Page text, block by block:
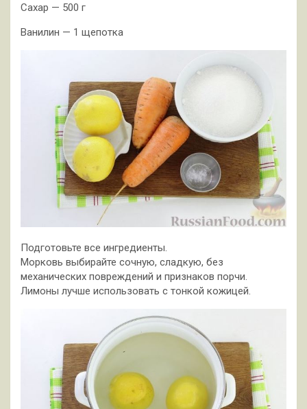
Сахар — 500 г
Ванилин — 1 щепотка
Подготовьте все ингредиенты.
Морковь выбирайте сочную, сладкую, без
механических повреждений и признаков порчи.
Лимоны лучше использовать с тонкой кожицей.